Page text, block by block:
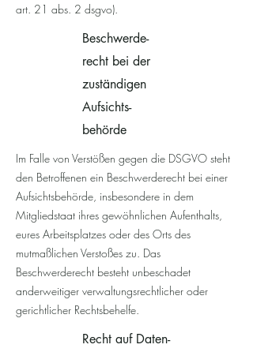
art. 21 abs. 2 dsgvo).
Beschwerde­
recht bei der
zuständigen
Aufsichts­
behörde
Im Falle von Verstößen gegen die DSGVO steht
den Betroffenen ein Beschwerderecht bei einer
Aufsichtsbehörde, insbesondere in dem
Mitgliedstaat ihres gewöhnlichen Aufenthalts,
eures Arbeitsplatzes oder des Orts des
mutmaßlichen Verstoßes zu. Das
Beschwerderecht besteht unbeschadet
anderweitiger verwaltungsrechtlicher oder
gerichtlicher Rechtsbehelfe.
Recht auf Daten­